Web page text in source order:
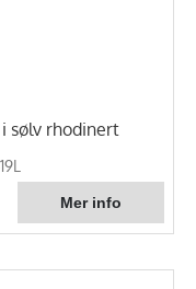
sølv rhodinert